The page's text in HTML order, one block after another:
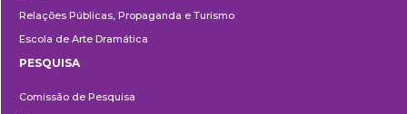
Relações Públicas, Propaganda e Turismo
Escola de Arte Dramática
PESQUISA
Comissão de Pesquisa